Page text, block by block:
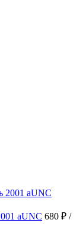
aUNC 680 ₽ /